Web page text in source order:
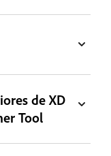
de XD
Tool